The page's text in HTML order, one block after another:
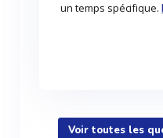
un temps spécifique.
Voir toutes les